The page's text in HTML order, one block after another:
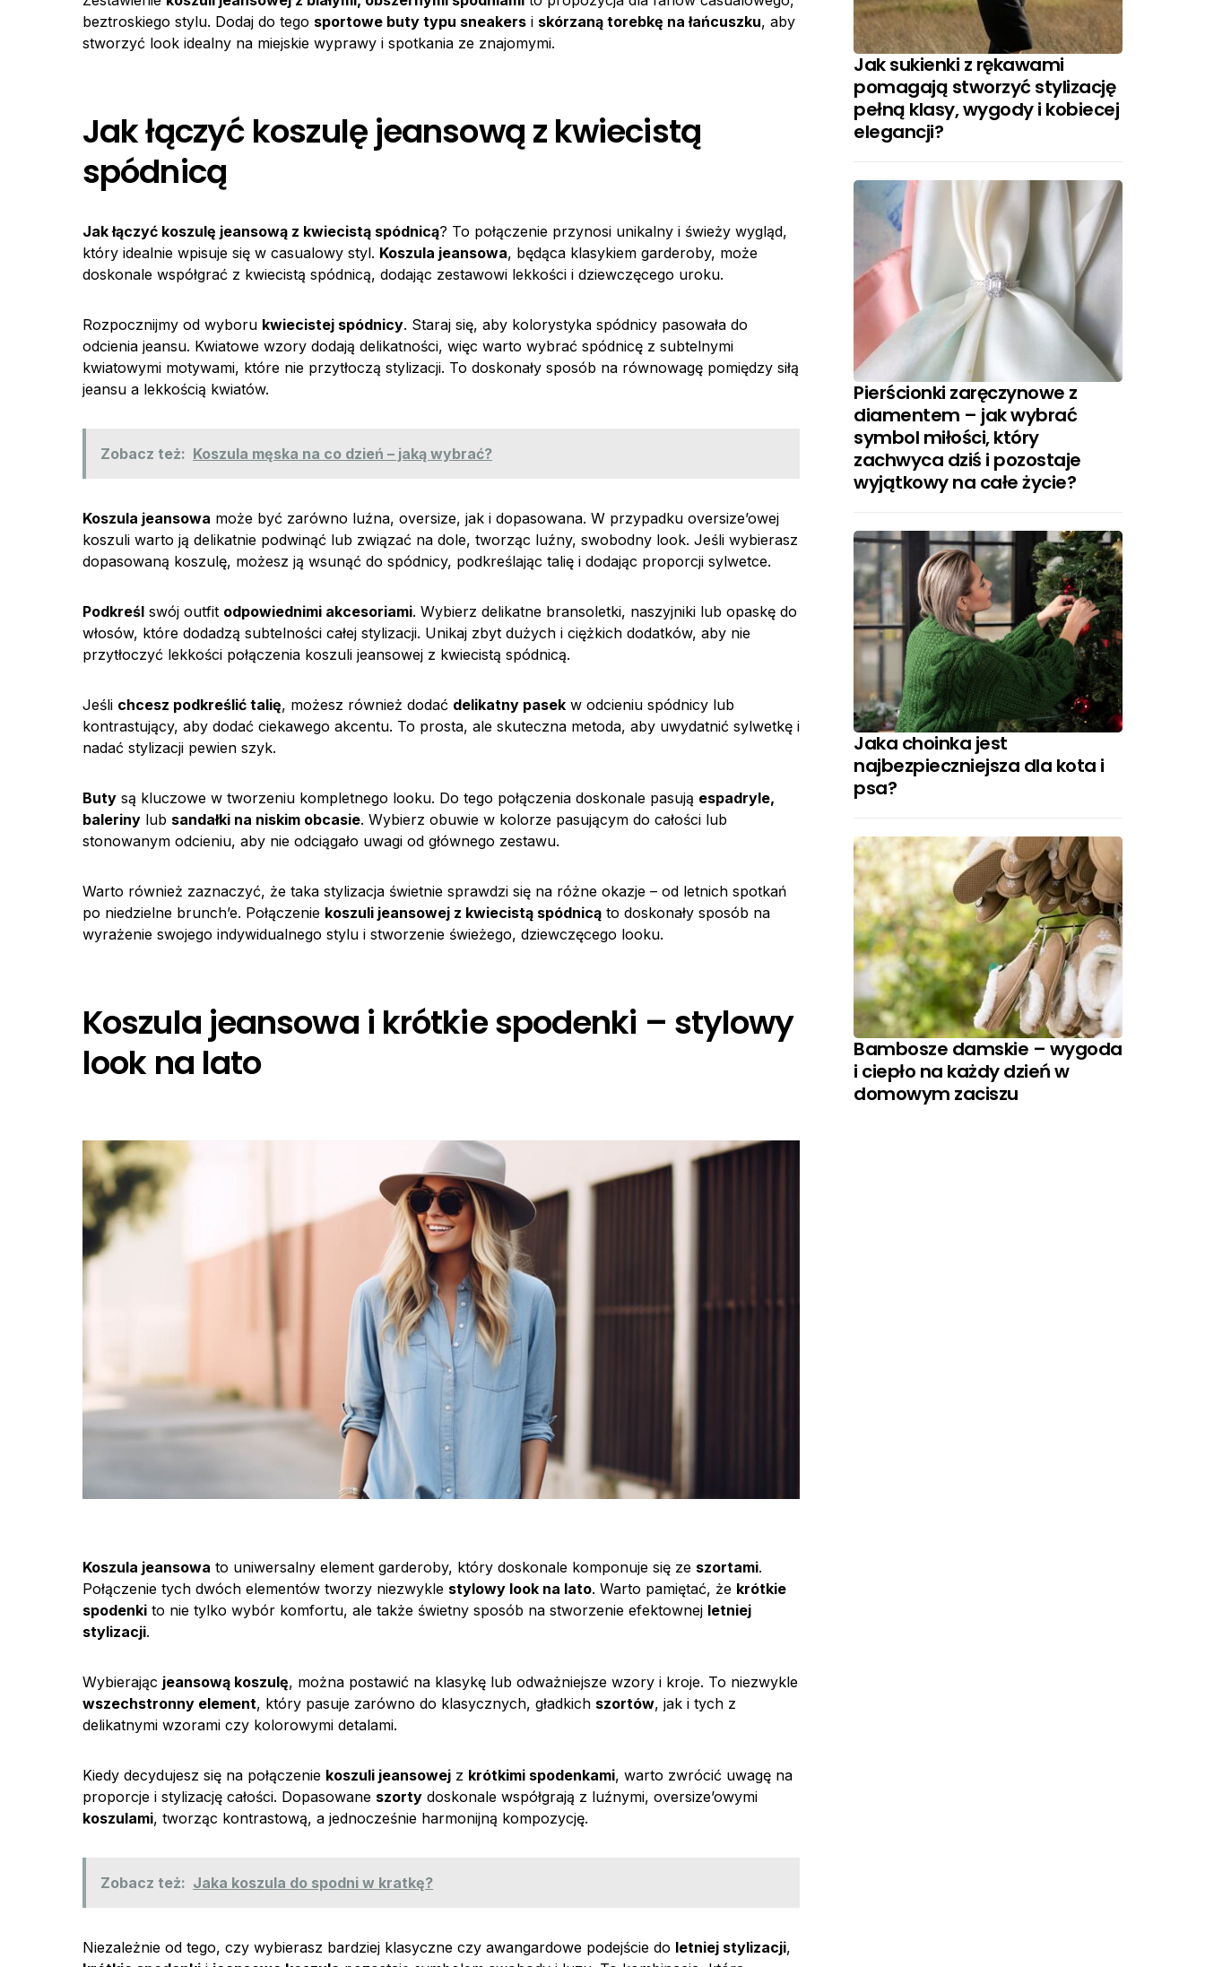
beztroskiego stylu. Dodaj do tego sportowe buty typu sneakers i skórzaną torebkę na łańcuszku, aby
stworzyć look idealny na miejskie wyprawy i spotkania ze znajomymi.
Jak łączyć koszulę jeansową z kwiecistą
spódnicą
Jak łączyć koszulę jeansową z kwiecistą spódnicą? To połączenie przynosi unikalny i świeży wygląd,
który idealnie wpisuje się w casualowy styl. Koszula jeansowa, będąca klasykiem garderoby, może
doskonale współgrać z kwiecistą spódnicą, dodając zestawowi lekkości i dziewczęcego uroku.
Rozpocznijmy od wyboru kwiecistej spódnicy. Staraj się, aby kolorystyka spódnicy pasowała do
odcienia jeansu. Kwiatowe wzory dodają delikatności, więc warto wybrać spódnicę z subtelnymi
kwiatowymi motywami, które nie przytłoczą stylizacji. To doskonały sposób na równowagę pomiędzy siłą
jeansu a lekkością kwiatów.
Zobacz też: Koszula męska na co dzień – jaką wybrać?
Koszula jeansowa może być zarówno luźna, oversize, jak i dopasowana. W przypadku oversize’owej
koszuli warto ją delikatnie podwinąć lub związać na dole, tworząc luźny, swobodny look. Jeśli wybierasz
dopasowaną koszulę, możesz ją wsunąć do spódnicy, podkreślając talię i dodając proporcji sylwetce.
Podkreśl swój outfit odpowiednimi akcesoriami. Wybierz delikatne bransoletki, naszyjniki lub opaskę do
włosów, które dodadzą subtelności całej stylizacji. Unikaj zbyt dużych i ciężkich dodatków, aby nie
przytłoczyć lekkości połączenia koszuli jeansowej z kwiecistą spódnicą.
Jeśli chcesz podkreślić talię, możesz również dodać delikatny pasek w odcieniu spódnicy lub
kontrastujący, aby dodać ciekawego akcentu. To prosta, ale skuteczna metoda, aby uwydatnić sylwetkę i
nadać stylizacji pewien szyk.
Buty są kluczowe w tworzeniu kompletnego looku. Do tego połączenia doskonale pasują espadryle,
baleriny lub sandałki na niskim obcasie. Wybierz obuwie w kolorze pasującym do całości lub
stonowanym odcieniu, aby nie odciągało uwagi od głównego zestawu.
Warto również zaznaczyć, że taka stylizacja świetnie sprawdzi się na różne okazje – od letnich spotkań
po niedzielne brunch’e. Połączenie koszuli jeansowej z kwiecistą spódnicą to doskonały sposób na
wyrażenie swojego indywidualnego stylu i stworzenie świeżego, dziewczęcego looku.
Koszula jeansowa i krótkie spodenki – stylowy
look na lato
Koszula jeansowa to uniwersalny element garderoby, który doskonale komponuje się ze szortami.
Połączenie tych dwóch elementów tworzy niezwykle stylowy look na lato. Warto pamiętać, że krótkie
spodenki to nie tylko wybór komfortu, ale także świetny sposób na stworzenie efektownej letniej
stylizacji.
Wybierając jeansową koszulę, można postawić na klasykę lub odważniejsze wzory i kroje. To niezwykle
wszechstronny element, który pasuje zarówno do klasycznych, gładkich szortów, jak i tych z
delikatnymi wzorami czy kolorowymi detalami.
Kiedy decydujesz się na połączenie koszuli jeansowej z krótkimi spodenkami, warto zwrócić uwagę na
proporcje i stylizację całości. Dopasowane szorty doskonale współgrają z luźnymi, oversize’owymi
koszulami, tworząc kontrastową, a jednocześnie harmonijną kompozycję.
Zobacz też: Jaka koszula do spodni w kratkę?
Niezależnie od tego, czy wybierasz bardziej klasyczne czy awangardowe podejście do letniej stylizacji,
Jak sukienki z rękawami
pomagają stworzyć stylizację
pełną klasy, wygody i kobiecej
elegancji?
Pierścionki zaręczynowe z
diamentem – jak wybrać
symbol miłości, który
zachwyca dziś i pozostaje
wyjątkowy na całe życie?
Jaka choinka jest
najbezpieczniejsza dla kota i
psa?
Bambosze damskie – wygoda
i ciepło na każdy dzień w
domowym zaciszu